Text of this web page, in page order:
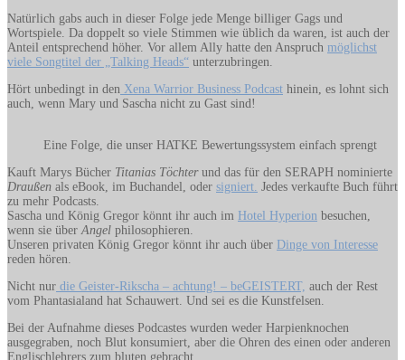
Natürlich gabs auch in dieser Folge jede Menge billiger Gags und
Wortspiele. Da doppelt so viele Stimmen wie üblich da waren, ist auch der
Anteil entsprechend höher. Vor allem Ally hatte den Anspruch möglichst
viele Songtitel der „Talking Heads“ unterzubringen.
Hört unbedingt in den Xena Warrior Business Podcast hinein, es lohnt sich
auch, wenn Mary und Sascha nicht zu Gast sind!
Eine Folge, die unser HATKE Bewertungssystem einfach sprengt
Kauft Marys Bücher Titanias Töchterund das für den SERAPH nominierte
Draußen als eBook, im Buchandel, oder signiert. Jedes verkaufte Buch führt
zu mehr Podcasts.
Sascha und König Gregor könnt ihr auch im Hotel Hyperion besuchen,
wenn sie überAngel philosophieren.
Unseren privaten König Gregor könnt ihr auch über Dinge von Interesse
reden hören.
Nicht nur die Geister-Rikscha – achtung! – beGEISTERT, auch der Rest
vom Phantasialand hat Schauwert. Und sei es die Kunstfelsen.
Bei der Aufnahme dieses Podcastes wurden weder Harpienknochen
ausgegraben, noch Blut konsumiert, aber die Ohren des einen oder anderen
Englischlehrers zum bluten gebracht.